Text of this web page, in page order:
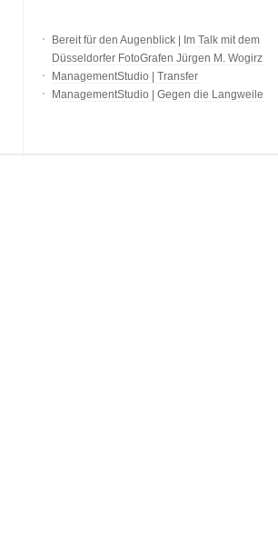
Bereit für den Augenblick | Im Talk mit dem
Düsseldorfer FotoGrafen Jürgen M. Wogirz
ManagementStudio | Transfer
ManagementStudio | Gegen die Langweile